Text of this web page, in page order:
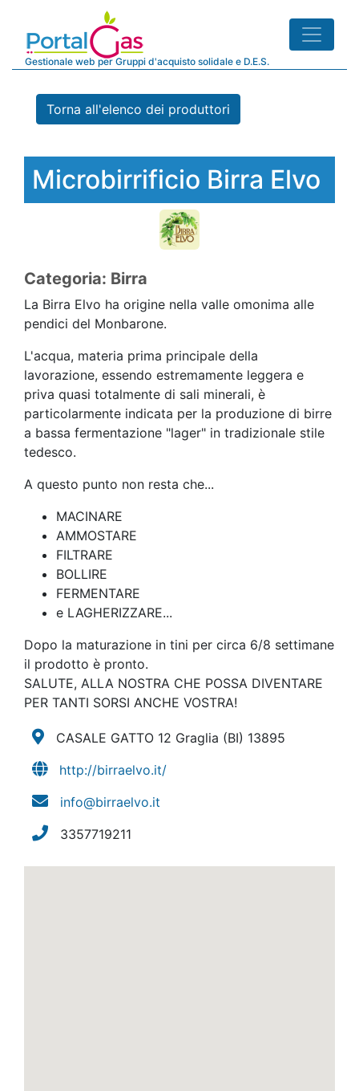
Gestionale web per Gruppi d'acquisto solidale e D.E.S.
Torna all'elenco dei produttori
Microbirrificio Birra Elvo
Categoria: Birra
La Birra Elvo ha origine nella valle omonima alle
pendici del Monbarone.
L'acqua, materia prima principale della
lavorazione, essendo estremamente leggera e
priva quasi totalmente di sali minerali, è
particolarmente indicata per la produzione di birre
a bassa fermentazione "lager" in tradizionale stile
tedesco.
A questo punto non resta che...
MACINARE
AMMOSTARE
FILTRARE
BOLLIRE
FERMENTARE
e LAGHERIZZARE...
Dopo la maturazione in tini per circa 6/8 settimane
il prodotto è pronto.
SALUTE, ALLA NOSTRA CHE POSSA DIVENTARE
PER TANTI SORSI ANCHE VOSTRA!
CASALE GATTO 12 Graglia (BI) 13895
http://birraelvo.it/
info@birraelvo.it
3357719211